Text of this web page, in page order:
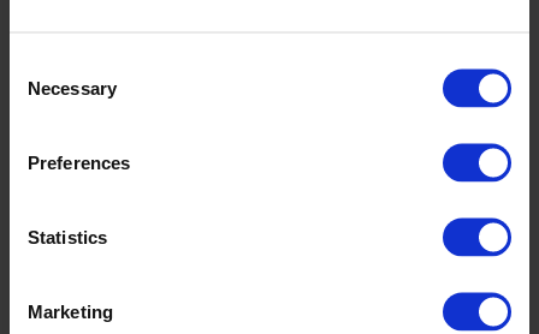
Selection
Necessary
Preferences
Statistics
Marketing
Lekkekindel Logistika lahendused
Müüja